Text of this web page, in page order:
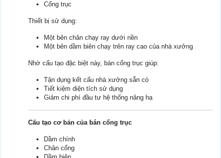
Cổng trục
Thiết bị sử dụng:
Một bên chân chạy ray dưới nền
Một bên dầm biên chạy trên ray cao của nhà xưởng
Nhờ cấu tạo đặc biệt này, bán cổng trục giúp:
Tận dụng kết cấu nhà xưởng sẵn có
Tiết kiệm diện tích sử dụng
Giảm chi phí đầu tư hệ thống nâng hạ
Cấu tạo cơ bản của bán cổng trục
Dầm chính
Chân cổng